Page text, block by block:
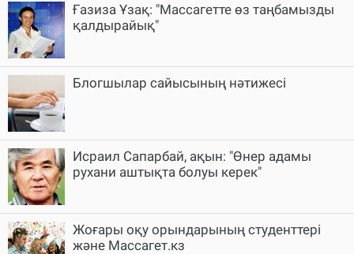
Ғазиза Ұзақ: "Массагетте өз таңбамызды
қалдырайық"
Блогшылар сайысының нәтижесі
Исраил Сапарбай, ақын: "Өнер адамы
рухани аштықта болуы керек"
Жоғары оқу орындарының студенттері
және Массагет.кз